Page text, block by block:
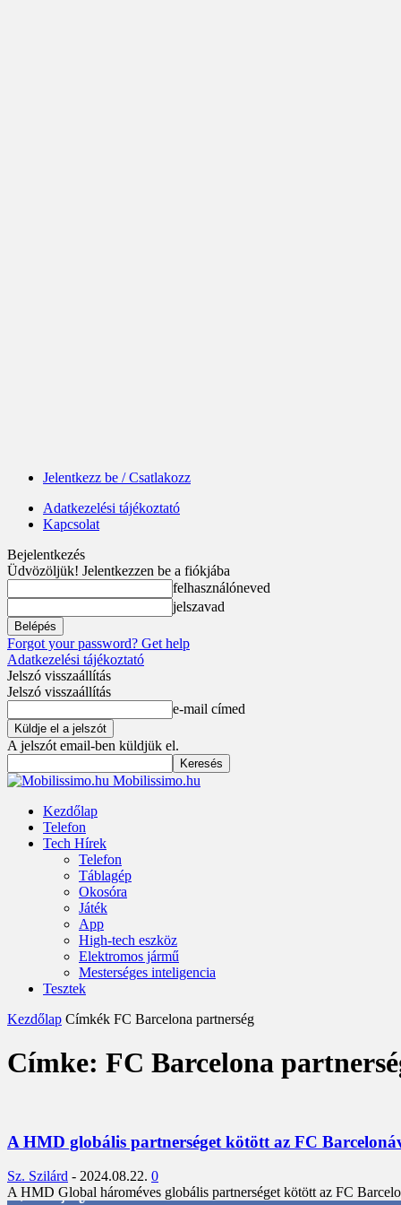
Jelentkezz be / Csatlakozz
Adatkezelési tájékoztató
Kapcsolat
Bejelentkezés
Üdvözöljük! Jelentkezzen be a fiókjába
felhasználóneved
jelszavad
Forgot your password? Get help
Adatkezelési tájékoztató
Jelszó visszaállítás
Jelszó visszaállítás
e-mail címed
A jelszót email-ben küldjük el.
Mobilissimo.hu
Kezdőlap
Telefon
Tech Hírek
Telefon
Táblagép
Okosóra
Játék
App
High-tech eszköz
Elektromos jármű
Mesterséges inteligencia
Tesztek
Kezdőlap Címkék FC Barcelona partnerség
Címke: FC Barcelona
A HMD globális partnerséget kötött az FC
Sz. Szilárd - 2024.08.22. 0
A HMD Global hároméves globális partnerséget kötött az FC
3,452 Rajongók